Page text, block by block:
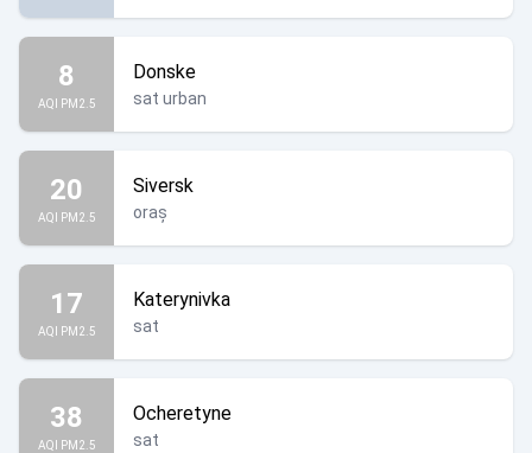
8
AQI PM2.5
Donske
sat urban
20
AQI PM2.5
Siversk
oraș
17
AQI PM2.5
Katerynivka
sat
38
AQI PM2.5
Ocheretyne
sat